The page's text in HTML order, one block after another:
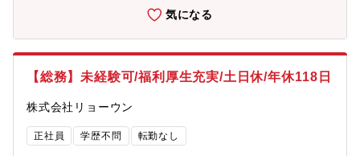
気になる
【総務】未経験可/福利厚生充実/土日休/年休118日
株式会社リョーウン
正社員 学歴不問 転勤なし